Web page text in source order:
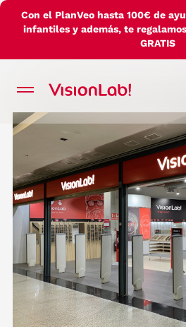
Con el PlanVeo hasta 100€ de
infantiles y además, te
GRATIS